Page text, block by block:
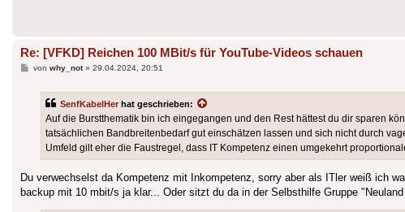
Re: [VFKD] Reichen 100 MBit/s für YouTube-Videos schauen
Beitrag
von why_not» 29.04.2024, 20:51
SenfKabelHer hat geschrieben:
Auf die Burstthematik bin ich eingegangen und den Rest hättest du dir sparen
tatsächlichen Bandbreitenbedarf gut einschätzen lassen und sich nicht durch
Umfeld gilt eher die Faustregel, dass IT Kompetenz einen umgekehrt
Du verwechselst da Kompetenz mit Inkompetenz, sorry aber als ITler weiß ich
backup mit 10 mbit/s ja klar... Oder sitzt du da in der Selbsthilfe Gruppe